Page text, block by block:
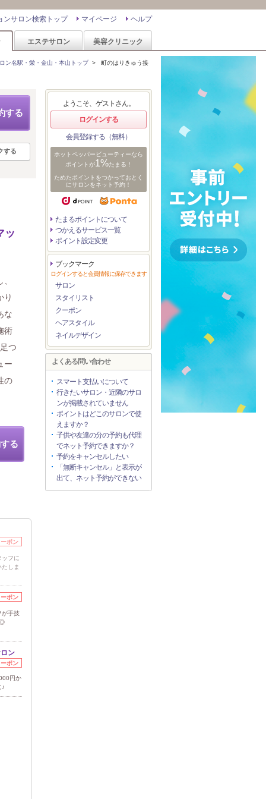
ヘルプ
マイページ
ンサロン検索トップ
エステサロン 美容クリニック
ン名駅・栄・金山・本山トップ> 町のはりきゅう接
する
する
ッ
り
な
術
つ
ー
の
る
ポン
フに
しま
ポン
が手技
◎
ン
ポン
円か
♪
ようこそ、ゲストさん。
ログインする
会員登録する（無料）
ホットペッパービューティーなら
ポイントが1%たまる！
ためたポイントをつかっておとく
にサロンをネット予約！
たまるポイントについて
つかえるサービス一覧
ポイント設定変更
ブックマーク
ログインすると会員情報に保存できます
サロン
スタイリスト
クーポン
ヘアスタイル
ネイルデザイン
よくある問い合わせ
スマート支払いについて
行きたいサロン・近隣のサロ
ンが掲載されていません
ポイントはどこのサロンで使
えますか？
子供や友達の分の予約も代理
でネット予約できますか？
予約をキャンセルしたい
「無断キャンセル」と表示が
出て、ネット予約ができない